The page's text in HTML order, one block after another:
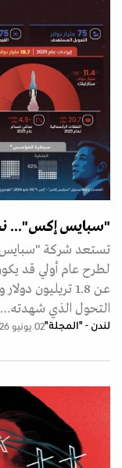
"سبايس إكس"...
تستعد شركة "سبايس
لطرح عام أولي قد
التحول الذي شهدته…
لندن - "المجلة"02 يونيو 2026